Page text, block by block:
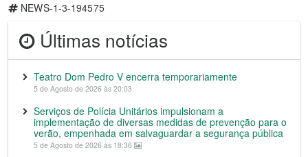
NEWS-1-3-194575
Últimas notícias
Teatro Dom Pedro V encerra temporariamente
5 de Agosto de 2026 às 20:03
Serviços de Polícia Unitários impulsionam a
implementação de diversas medidas de prevenção para o
verão, empenhada em salvaguardar a segurança pública
5 de Agosto de 2026 às 18:36